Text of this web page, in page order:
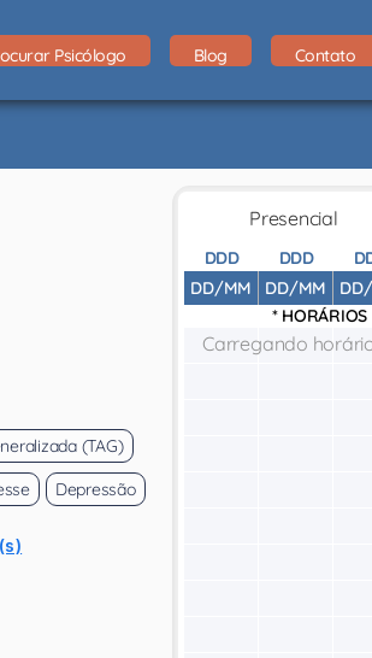
Psicólogo Blog Contato
(TAG)
Depressão
Presencial
DDD
DD/MM
DDD
DD/MM
* HORÁRIOS
Carregando